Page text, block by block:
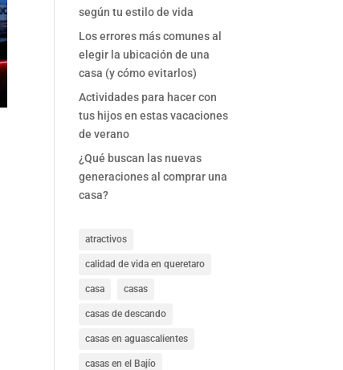
según tu estilo de vida
Los errores más comunes al
elegir la ubicación de una
casa (y cómo evitarlos)
Actividades para hacer con
tus hijos en estas vacaciones
de verano
¿Qué buscan las nuevas
generaciones al comprar una
casa?
atractivos
calidad de vida en queretaro
casa casas
casas de descando
casas en aguascalientes
casas en el Bajío